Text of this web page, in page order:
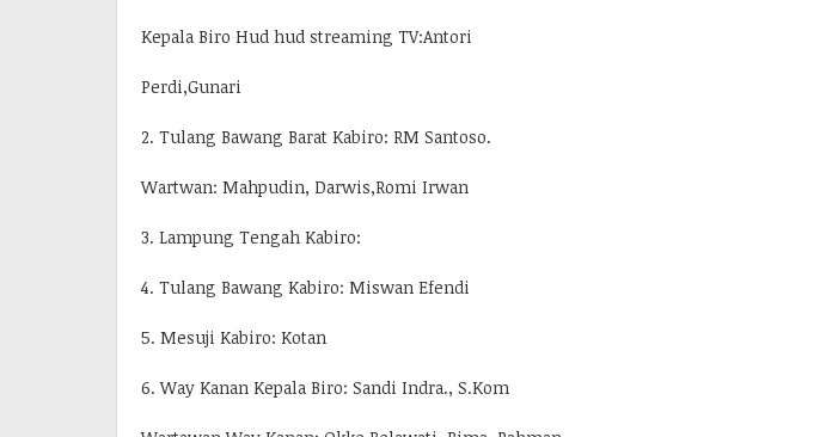
Kepala Biro Hud hud streaming TV:Antori
Perdi,Gunari
2. Tulang Bawang Barat Kabiro: RM Santoso.
Wartwan: Mahpudin, Darwis,Romi Irwan
3. Lampung Tengah Kabiro:
4. Tulang Bawang Kabiro: Miswan Efendi
5. Mesuji Kabiro: Kotan
6. Way Kanan Kepala Biro: Sandi Indra., S.Kom